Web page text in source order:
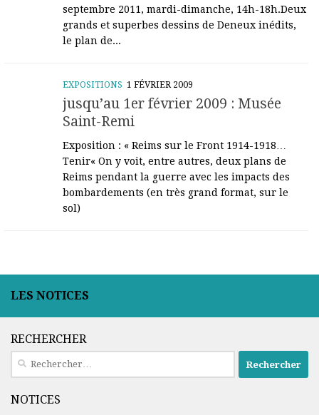
septembre 2011, mardi-dimanche, 14h-18h.Deux
grands et superbes dessins de Deneux inédits,
le plan de...
EXPOSITIONS 1 FÉVRIER 2009
jusqu’au 1er février 2009 : Musée
Saint-Remi
Exposition : « Reims sur le Front 1914-1918…
Tenir« On y voit, entre autres, deux plans de
Reims pendant la guerre avec les impacts des
bombardements (en très grand format, sur le
sol)
LES NOTICES
RECHERCHER
Rechercher :
NOTICES